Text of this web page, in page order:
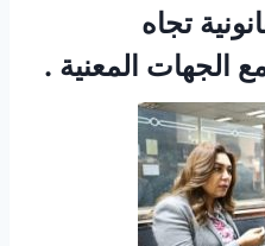
تجاه
الجهات المعنية .